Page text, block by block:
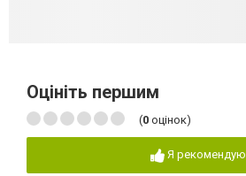
Оцініть першим
(0 оцінок)
Я рекомендую